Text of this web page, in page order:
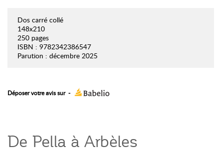
Dos carré collé
148x210
250 pages
ISBN : 9782342386547
Parution : décembre 2025
Déposer votre avis sur -
De Pella à Arbèles